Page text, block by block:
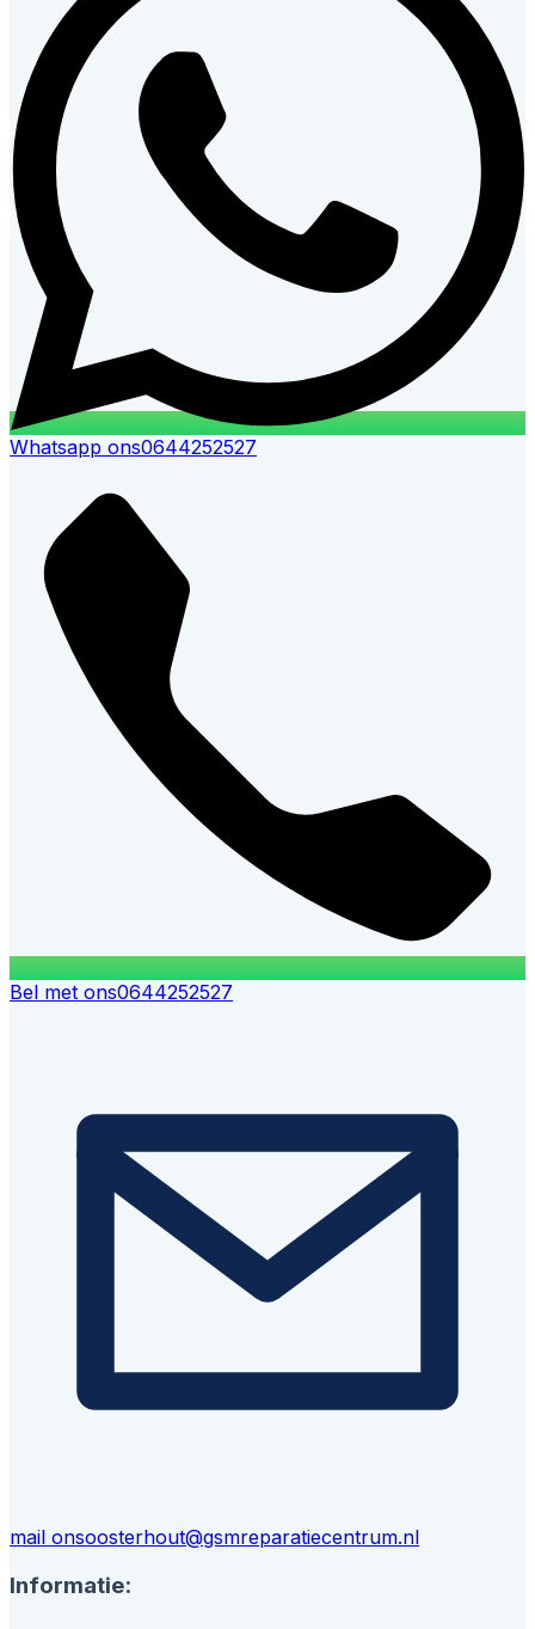
Whatsapp ons0644252527
Bel met ons0644252527
mail onsoosterhout@gsmreparatiecentrum.nl
Informatie: